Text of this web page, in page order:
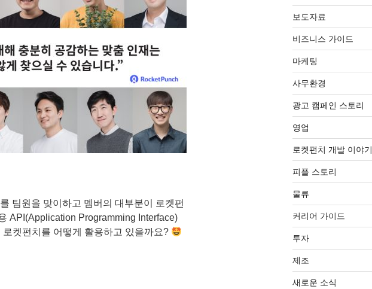
팀원을 맞이하고 멤버의 대부분이 로켓펀
API(Application Programming Interface)
로켓펀치를 어떻게 활용하고 있을까요?
보도자료
비즈니스 가이드
마케팅
사무환경
광고 캠페인 스토리
영업
로켓펀치 개발 이야기
피플 스토리
물류
커리어 가이드
투자
제조
새로운 소식